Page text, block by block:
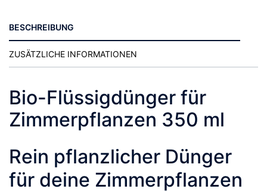
BESCHREIBUNG
ZUSÄTZLICHE INFORMATIONEN
Bio-Flüssigdünger für
Zimmerpflanzen 350 ml
Rein pflanzlicher Dünger
für deine Zimmerpflanzen